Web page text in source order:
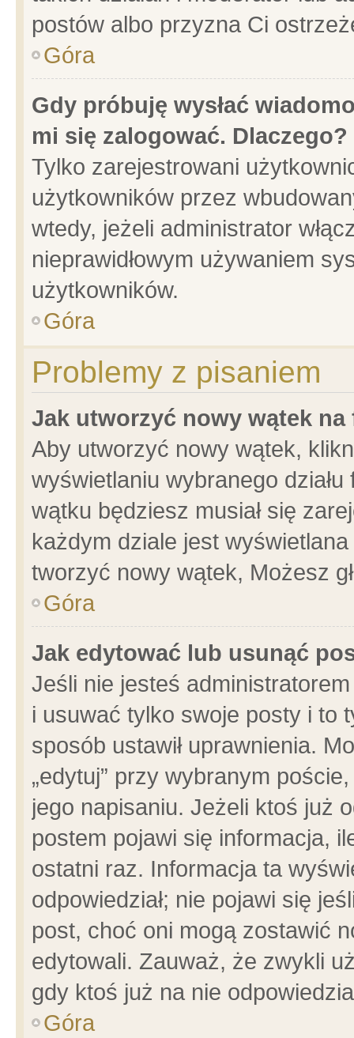
postów albo przyzna Ci
Góra
Gdy próbuję wysłać
mi się zalogować. Dlaczego?
Tylko zarejestrowani
użytkowników przez
wtedy, jeżeli administrator
nieprawidłowym używaniem
użytkowników.
Góra
Problemy z pisaniem
Jak utworzyć nowy wątek na
Aby utworzyć nowy wątek,
wyświetlaniu wybranego
wątku będziesz musiał się
każdym dziale jest
tworzyć nowy wątek, Możesz
Góra
Jak edytować lub usunąć
Jeśli nie jesteś
i usuwać tylko swoje posty i to
sposób ustawił uprawnienia.
„edytuj” przy wybranym
jego napisaniu. Jeżeli ktoś już
postem pojawi się informacja,
ostatni raz. Informacja ta
odpowiedział; nie pojawi się
post, choć oni mogą zostawić
edytowali. Zauważ, że zwykli
gdy ktoś już na nie
Góra